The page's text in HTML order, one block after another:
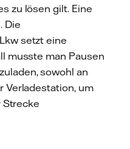
zu lösen gilt. Eine
Die
setzt eine
musste man Pausen
sowohl an
Verladestation, um
Strecke